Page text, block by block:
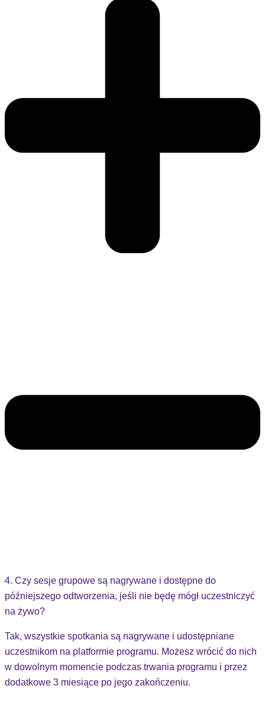
4. Czy sesje grupowe są nagrywane i dostępne do
późniejszego odtworzenia, jeśli nie będę mógł uczestniczyć
na żywo?
Tak, wszystkie spotkania są nagrywane i udostępniane
uczestnikom na platformie programu. Możesz wrócić do nich
w dowolnym momencie podczas trwania programu i przez
dodatkowe 3 miesiące po jego zakończeniu.